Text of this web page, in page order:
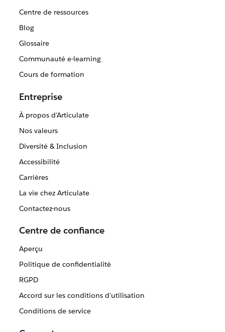
Centre de ressources
Blog
Glossaire
Communauté e-learning
Cours de formation
Entreprise
À propos d'Articulate
Nos valeurs
Diversité & Inclusion
Accessibilité
Carrières
La vie chez Articulate
Contactez-nous
Centre de confiance
Aperçu
Politique de confidentialité
RGPD
Accord sur les conditions d'utilisation
Conditions de service